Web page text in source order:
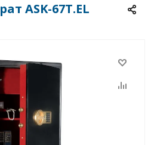
ASK-67Т.EL